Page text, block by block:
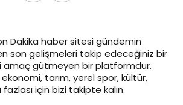
Dakika haber sitesi gündemin
son gelişmeleri takip edeceğiniz bir
amaç gütmeyen bir platformdur.
tarım, yerel spor, kültür,
için bizi takipte kalın.